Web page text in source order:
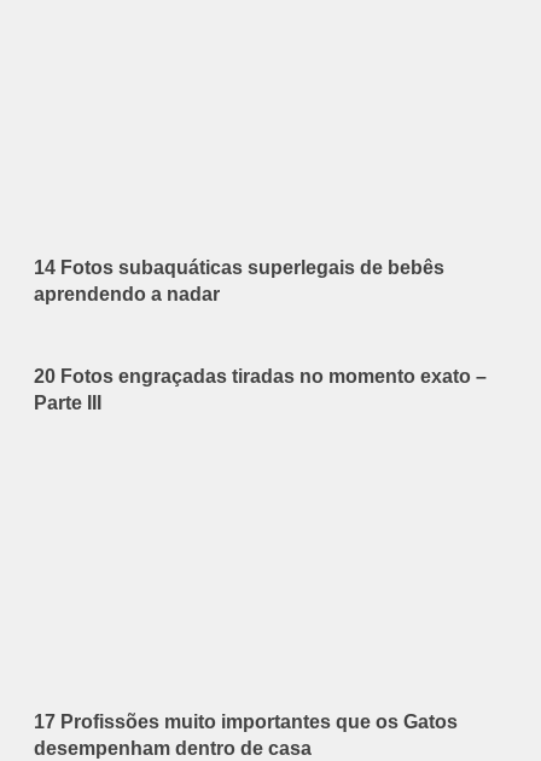
14 Fotos subaquáticas superlegais de bebês
aprendendo a nadar
20 Fotos engraçadas tiradas no momento exato –
Parte III
17 Profissões muito importantes que os Gatos
desempenham dentro de casa